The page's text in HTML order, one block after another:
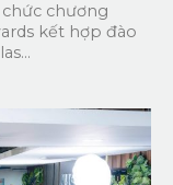
chức chương
kết hợp đào